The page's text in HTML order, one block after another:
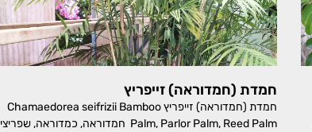
חמדת (חמדוראה) זייפריץ
חמדת (חמדוראה) זייפריץ Chamaedorea seifrizii Bamboo
Palm, Parlor Palm, Reed Palm חמדוראה, כמדוראה, שפריצי